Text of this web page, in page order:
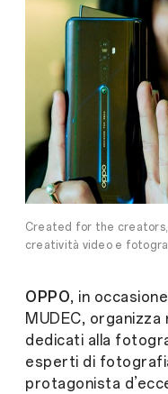
Created for the
creatività video e
OPPO, in
MUDEC,
dedicati alla
esperti di
protagonista